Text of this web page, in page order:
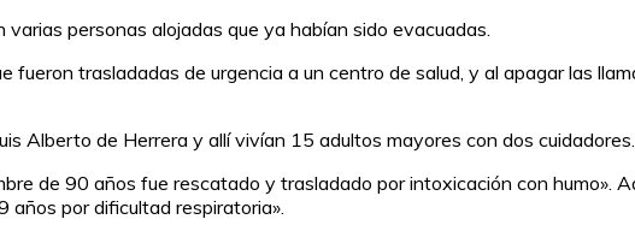
personas alojadas que ya habían sido evacuadas.
trasladadas de urgencia a un centro de salud, y al apagar las
Alberto de Herrera y allí vivían 15 adultos mayores con dos cuidadores.
de 90 años fue rescatado y trasladado por intoxicación con humo».
años por dificultad respiratoria».